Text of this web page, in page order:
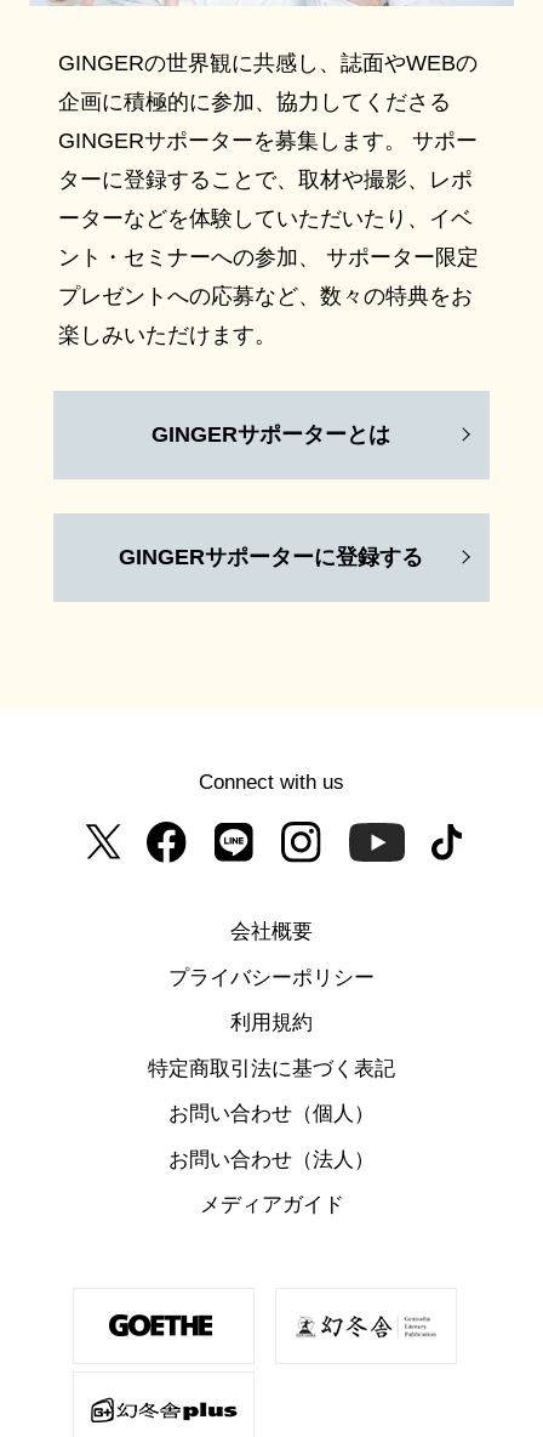
GINGERの世界観に共感し、誌面やWEBの
企画に積極的に参加、協力してくださる
GINGERサポーターを募集します。 サポー
ターに登録することで、取材や撮影、レポ
ーターなどを体験していただいたり、イベ
ント・セミナーへの参加、 サポーター限定
プレゼントへの応募など、数々の特典をお
楽しみいただけます。
GINGERサポーターとは
GINGERサポーターに登録する
Connect with us
会社概要
プライバシーポリシー
利用規約
特定商取引法に基づく表記
お問い合わせ（個人）
お問い合わせ（法人）
メディアガイド